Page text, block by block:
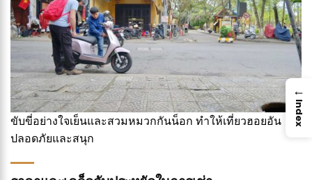
ขับขี่อย่างใจเย็นและสวมหมวกกันน็อก ทำให้เที่ยวฮอยอัน
ปลอดภัยและสนุก
→
Index